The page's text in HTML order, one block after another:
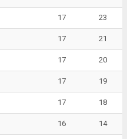
17 23
17 21
17 20
17 19
17 18
16 14